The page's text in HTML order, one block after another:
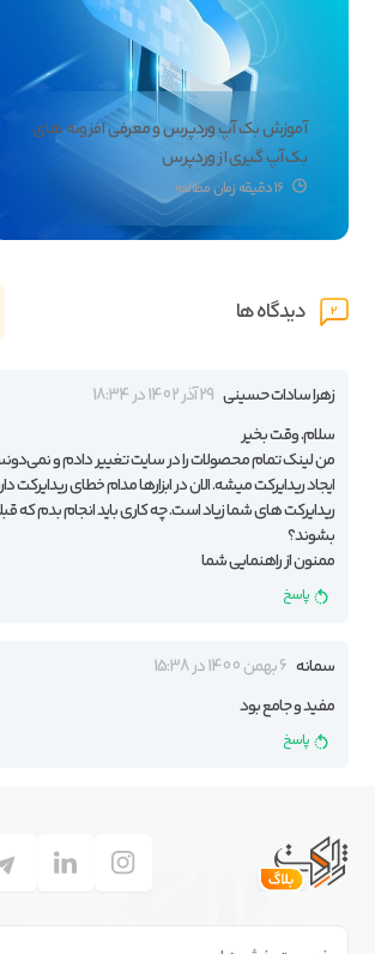
آموزش بک آپ وردپرس و معرفی افزونه های
بک آپ گیری از وردپرس
16 دقیقه زمان مطالعه
2 دیدگاه ها
زهرا سادات حسینی 29 آذر 1402 در 18:34
سلام. وقت بخیر
من لینک تمام محصولات را در سایت تغییر دادم و
ایجاد ریدایرکت میشه. الان در ابزارها مدام خطای ریدایرکت
ریدایرکت های شما زیاد است. چه کاری باید انجام بدم که
بشوند؟
ممنون از راهنمایی شما
پاسخ
سمانه 6 بهمن 1400 در 15:38
مفید و جامع بود
پاسخ